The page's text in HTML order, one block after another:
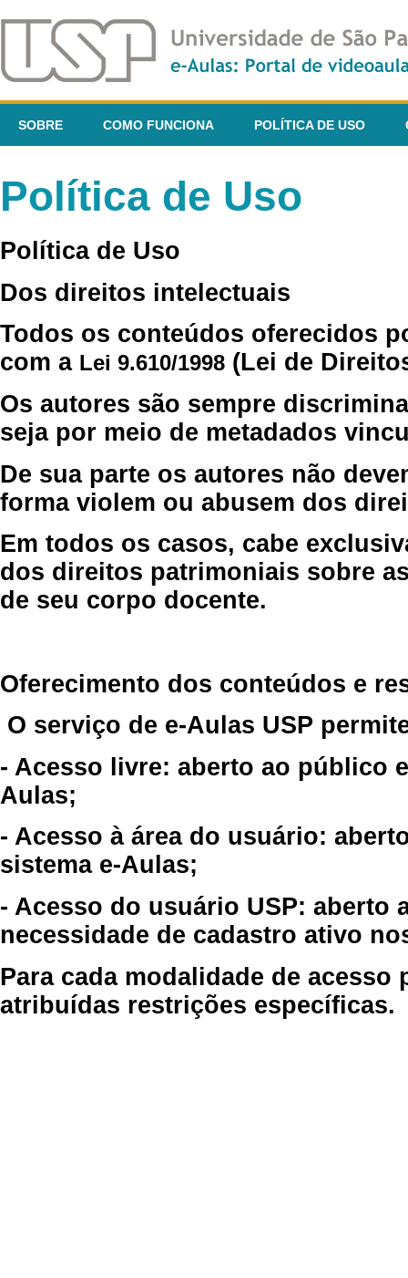
SOBRE COMO FUNCIONA POLÍTICA DE USO
Política de Uso
Política de Uso
Dos direitos intelectuais
Todos os conteúdos oferecidos
com a Lei 9.610/1998 (Lei de
Os autores são sempre
seja por meio de metadados
De sua parte os autores não
forma violem ou abusem dos
Em todos os casos, cabe
dos direitos patrimoniais sobre
de seu corpo docente.
Oferecimento dos conteúdos e
O serviço de e-Aulas USP
- Acesso livre: aberto ao público
Aulas;
- Acesso à área do usuário:
sistema e-Aulas;
- Acesso do usuário USP: aberto
necessidade de cadastro ativo
Para cada modalidade de
atribuídas restrições específicas.